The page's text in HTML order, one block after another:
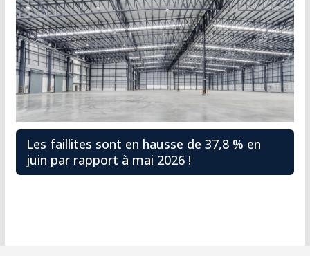
Les faillites sont en hausse de 37,8 % en
juin par rapport à mai 2026 !